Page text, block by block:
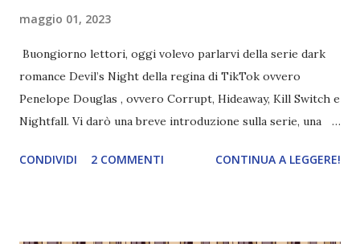
maggio 01, 2023
Buongiorno lettori, oggi volevo parlarvi della serie dark
romance Devil’s Night della regina di TikTok ovvero
Penelope Douglas , ovvero Corrupt, Hideaway, Kill Switch e
Nightfall. Vi darò una breve introduzione sulla serie, una
e anche un breve commento sui libri singoli. I libri sono in
CONDIVIDI 2 COMMENTI CONTINUA A LEGGERE!